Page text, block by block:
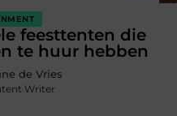
feesttenten die
te huur hebben
de Vries
Writer